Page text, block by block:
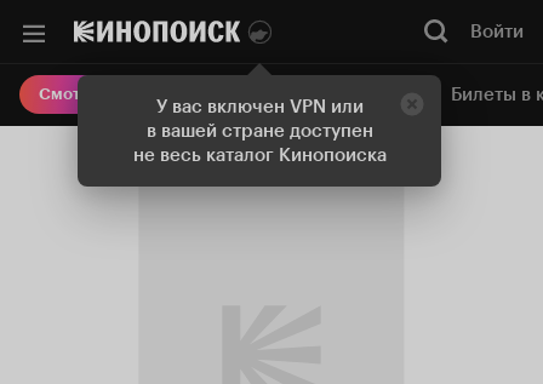
У вас включен VPN или
в вашей стране доступен
не весь каталог Кинопоиска
Войти
Смотреть кино Онлайн-кинотеатр Билеты в